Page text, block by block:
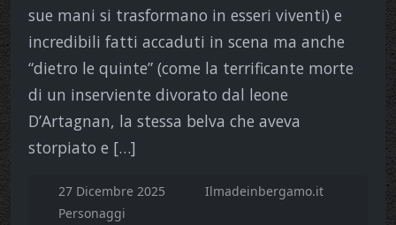
sue mani si trasformano in esseri viventi) e
incredibili fatti accaduti in scena ma anche
“dietro le quinte” (come la terrificante morte
di un inserviente divorato dal leone
D’Artagnan, la stessa belva che aveva
storpiato e […]
27 Dicembre 2025
Ilmadeinbergamo.it
Personaggi